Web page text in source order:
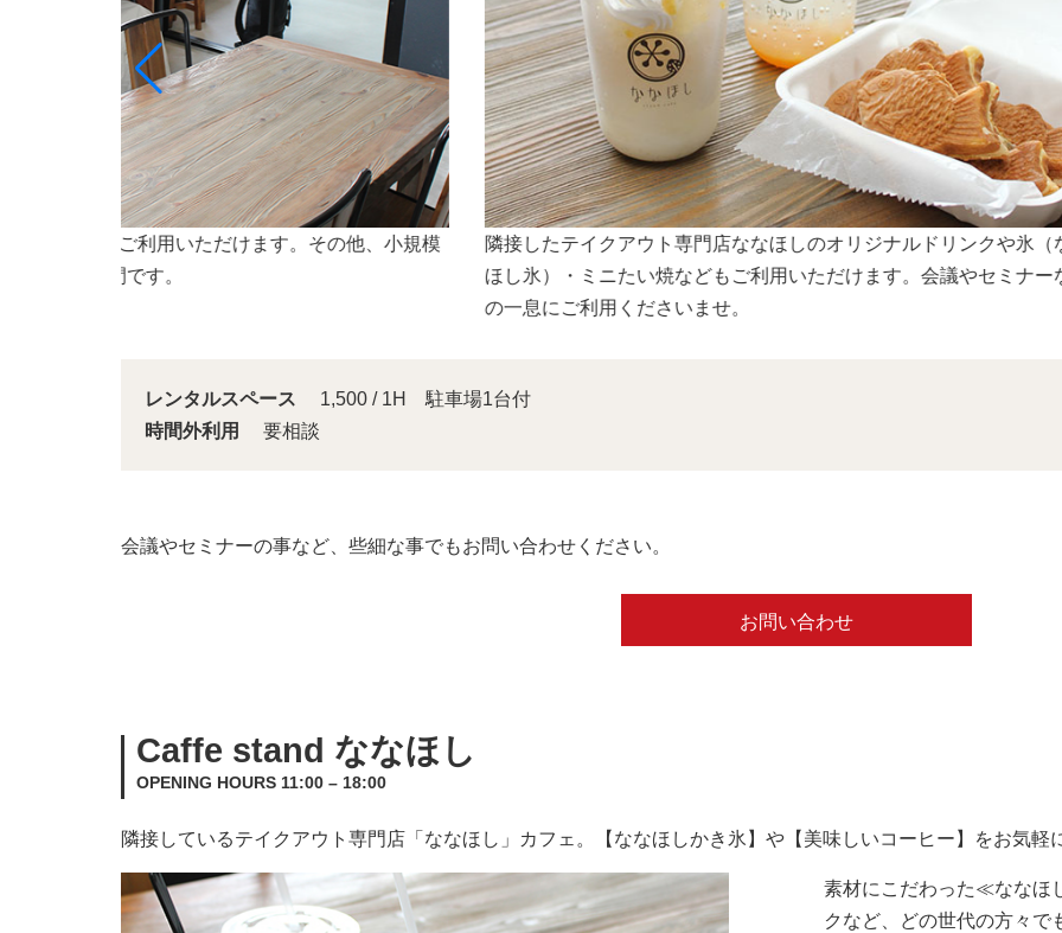
専門店ななほしのオリジナルドリンクや氷（なな
などもご利用いただけます。会議やセミナーなど
会議スペースは大きな窓から明るい日差しが入り込みます。
レンタルスペース
1,500 / 1H 駐車場1台付
時間外利用
要相談
会議やセミナーの事など、些細な事でもお問い合わせください。
お問い合わせ
Caffe stand ななほし
OPENING HOURS 11:00 – 18:00
隣接しているテイクアウト専門店「ななほし」カフェ。【ななほしかき氷】や【美味しいコーヒー】をお気軽
素材にこだわった≪ななほ
クなど、どの世代の方々で